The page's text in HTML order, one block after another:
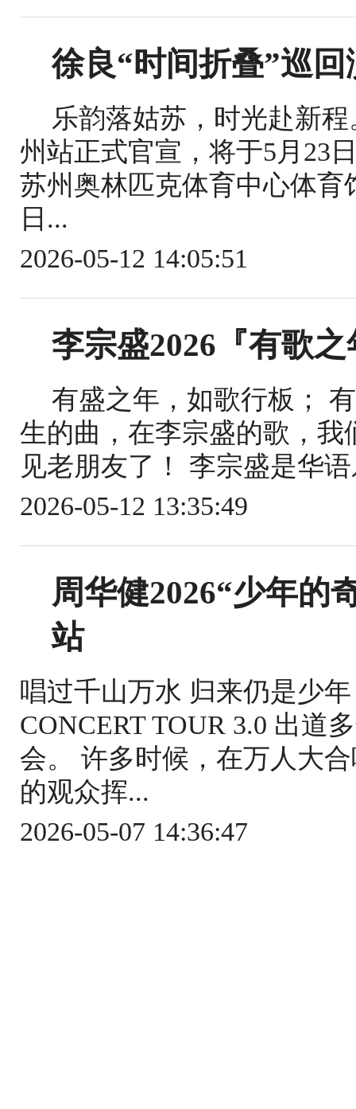
徐良“时间折叠”巡
乐韵落姑苏，时光赴新
州站正式官宣，将于5月23
苏州奥林匹克体育中心体育
日...
2026-05-12 14:05:51
李宗盛2026『有歌
有盛之年，如歌行板；
生的曲，在李宗盛的歌，
见老朋友了！ 李宗盛是华
2026-05-12 13:35:49
周华健2026“少年的
站
唱过千山万水 归来仍是少
CONCERT TOUR 3.0 出道
会。 许多时候，在万人大
的观众挥...
2026-05-07 14:36:47